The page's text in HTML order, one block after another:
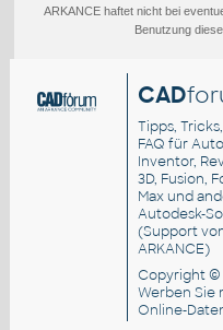
ARKANCE haftet nicht bei
Benutzung
CAD
Tipps,
FAQ für
Inventor,
3D, Fusion,
Max und
Autodesk-
(Support
ARKANCE)
Copyright ©
Werben Sie
Online-